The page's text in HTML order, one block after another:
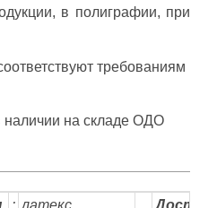
в полиграфии, при
требованиям
наличии на складе ОДО